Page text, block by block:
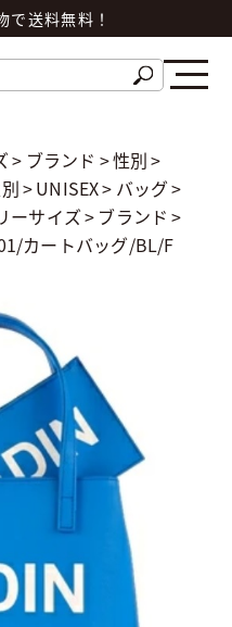
で送料無料！
> ブランド >性別>
>UNISEX> バッグ>
ーサイズ> ブランド >
カートバッグ/BL/F